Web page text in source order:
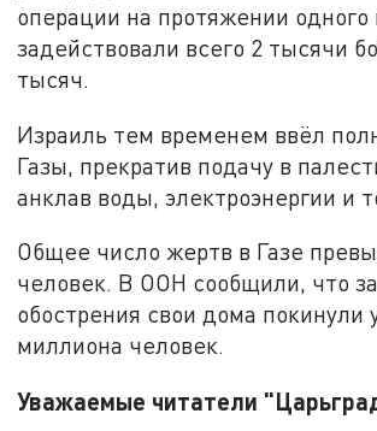
операции на протяжении одного
задействовали всего 2 тысячи
тысяч.
Израиль тем временем ввёл
Газы, прекратив подачу в
анклав воды, электроэнергии и
Общее число жертв в Газе
человек. В ООН сообщили, что
обострения свои дома
миллиона человек.
Уважаемые читатели